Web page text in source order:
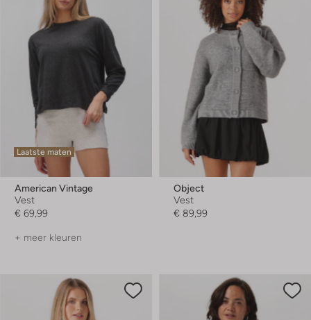
Laatste maten
American Vintage
Vest
€ 69,99
+ meer kleuren
Object
Vest
€ 89,99